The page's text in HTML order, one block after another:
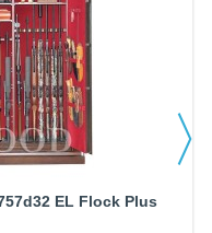
EL Flock Plus